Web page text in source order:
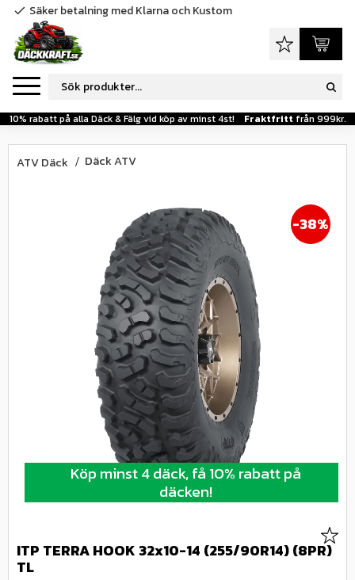
Meny
10% rabatt på alla Däck & Fälg vid köp av minst 4st! Fraktfritt från 999kr.
check Säker betalning med Klarna och Kustom
Favoriter
ATV Däck Däck ATV
Köp minst 4 däck, få 10% rabatt på
däcken!
38%
ITP TERRA HOOK 32x10-14 (255/90R14) (8PR)
TL